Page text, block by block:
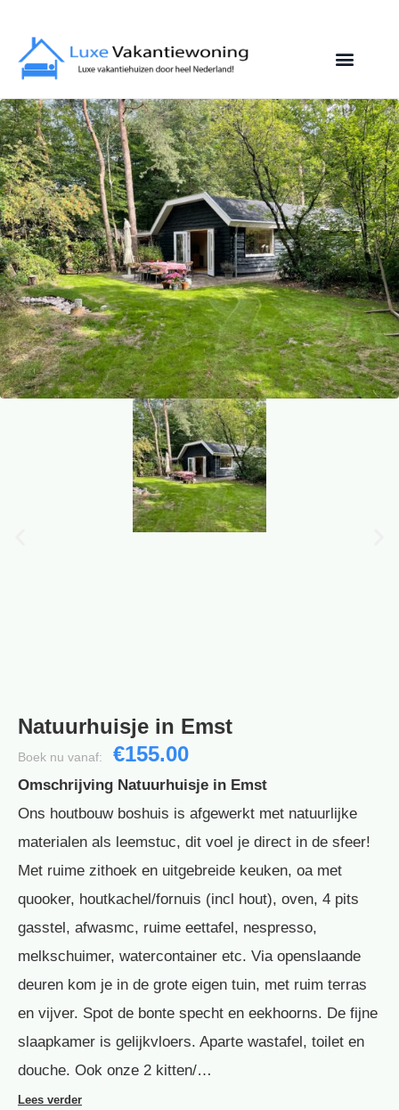
Natuurhuisje in Emst
Boek nu vanaf: €155.00
Omschrijving Natuurhuisje in Emst
Ons houtbouw boshuis is afgewerkt met natuurlijke
materialen als leemstuc, dit voel je direct in de sfeer!
Met ruime zithoek en uitgebreide keuken, oa met
quooker, houtkachel/fornuis (incl hout), oven, 4 pits
gasstel, afwasmc, ruime eettafel, nespresso,
melkschuimer, watercontainer etc. Via openslaande
deuren kom je in de grote eigen tuin, met ruim terras
en vijver. Spot de bonte specht en eekhoorns. De fijne
slaapkamer is gelijkvloers. Aparte wastafel, toilet en
douche. Ook onze 2 kitten/…
Lees verder